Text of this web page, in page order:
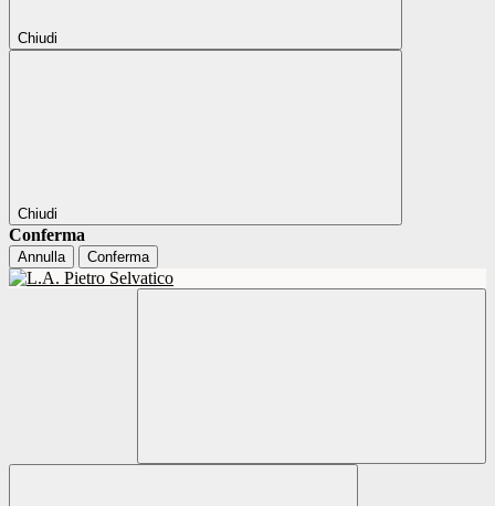
Chiudi
Chiudi
Conferma
Annulla Conferma